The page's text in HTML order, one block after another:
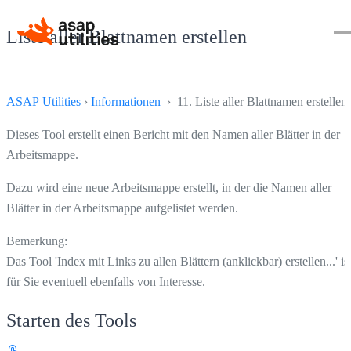
Liste aller Blattnamen erstellen
ASAP Utilities › Informationen › 11. Liste aller Blattnamen erstellen
Dieses Tool erstellt einen Bericht mit den Namen aller Blätter in der
Arbeitsmappe.
Dazu wird eine neue Arbeitsmappe erstellt, in der die Namen aller
Blätter in der Arbeitsmappe aufgelistet werden.
Bemerkung:
Das Tool 'Index mit Links zu allen Blättern (anklickbar) erstellen...' ist
für Sie eventuell ebenfalls von Interesse.
Starten des Tools